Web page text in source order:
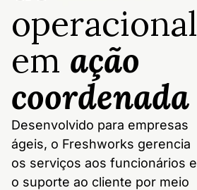
operacional
em ação
coordenada
Desenvolvido para empresas
ágeis, o Freshworks gerencia
os serviços aos funcionários e
o suporte ao cliente por meio